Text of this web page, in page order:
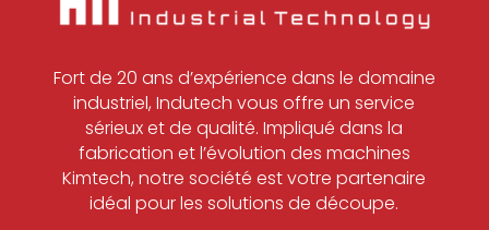
Fort de 20 ans d’expérience dans le domaine
industriel, Indutech vous offre un service
sérieux et de qualité. Impliqué dans la
fabrication et l’évolution des machines
Kimtech, notre société est votre partenaire
idéal pour les solutions de découpe.